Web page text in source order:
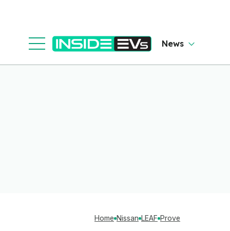
News
Home Nissan LEAF Prove